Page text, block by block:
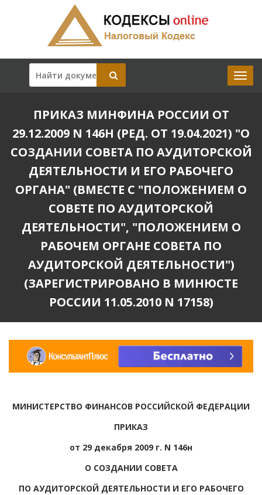
ПРИКАЗ МИНФИНА РОССИИ ОТ
29.12.2009 N 146Н (РЕД. ОТ 19.04.2021) "О
СОЗДАНИИ СОВЕТА ПО АУДИТОРСКОЙ
ДЕЯТЕЛЬНОСТИ И ЕГО РАБОЧЕГО
ОРГАНА" (ВМЕСТЕ С "ПОЛОЖЕНИЕМ О
СОВЕТЕ ПО АУДИТОРСКОЙ
ДЕЯТЕЛЬНОСТИ", "ПОЛОЖЕНИЕМ О
РАБОЧЕМ ОРГАНЕ СОВЕТА ПО
АУДИТОРСКОЙ ДЕЯТЕЛЬНОСТИ")
(ЗАРЕГИСТРИРОВАНО В МИНЮСТЕ
РОССИИ 11.05.2010 N 17158)
МИНИСТЕРСТВО ФИНАНСОВ РОССИЙСКОЙ ФЕДЕРАЦИИ
ПРИКАЗ
от 29 декабря 2009 г. N 146н
О СОЗДАНИИ СОВЕТА
ПО АУДИТОРСКОЙ ДЕЯТЕЛЬНОСТИ И ЕГО РАБОЧЕГО